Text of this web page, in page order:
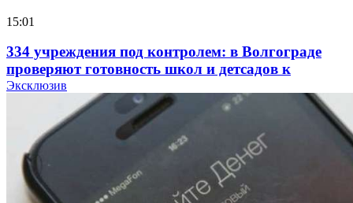
15:01
334 учреждения под контролем: в Волгограде
проверяют готовность школ и детсадов к
учебному году
Покушение на убийство в Волгограде: девушка
напала на незнакомую женщину с ножом
12:39
Эксклюзив